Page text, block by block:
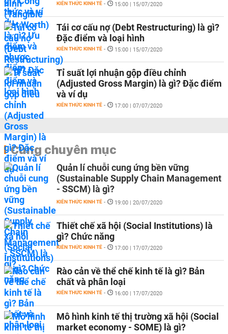
KIẾN THỨC KINH TẾ - 15:00 | 15/07/2020
Tái cơ cấu nợ (Debt Restructuring) là gì?
Đặc điểm và loại hình
KIẾN THỨC KINH TẾ - 15:00 | 15/07/2020
Tỉ suất lợi nhuận gộp điều chỉnh
(Adjusted Gross Margin) là gì? Đặc điểm
và ví dụ
KIẾN THỨC KINH TẾ - 17:00 | 07/07/2020
Cùng chuyên mục
Quản lí chuỗi cung ứng bền vững
(Sustainable Supply Chain Management
- SSCM) là gì?
KIẾN THỨC KINH TẾ - 19:00 | 20/07/2020
Thiết chế xã hội (Social Institutions) là
gì? Chức năng
KIẾN THỨC KINH TẾ - 17:00 | 17/07/2020
Rào cản về thể chế kinh tế là gì? Bản
chất và phân loại
KIẾN THỨC KINH TẾ - 16:00 | 17/07/2020
Mô hình kinh tế thị trường xã hội (Social
market economy - SOME) là gì?